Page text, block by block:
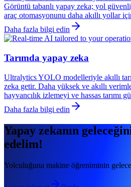
Görüntü tabanlı yapay zeka; yol
araç otomasyonunu daha akıllı yollar
Daha fazla bilgi edin
Tarımda yapay zeka
Ultralytics YOLO modelleriyle akıllı
zeka getir. Daha yüksek ve akıllı
hayvancılık izlemeyi ve hassas tarımı
Daha fazla bilgi edin
Yapay zekanın
edelim!
Yolculuğuna makine öğreniminin